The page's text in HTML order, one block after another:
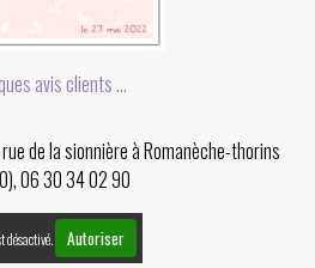
avis clients ...
de la sionnière à Romanèche-thorins
06 30 34 02 90
désactivé. Autoriser